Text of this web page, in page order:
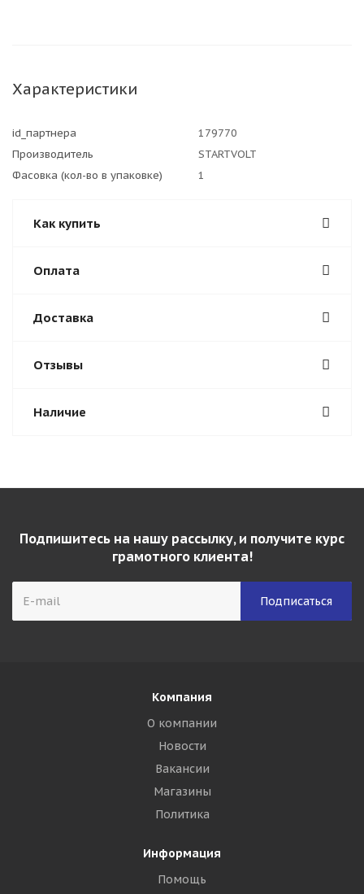
Характеристики
id_партнера
179770
Производитель
STARTVOLT
Фасовка (кол-во в упаковке)
1
Как купить
Оплата
Доставка
Отзывы
Наличие
Подпишитесь на нашу рассылку, и получите курс
грамотного клиента!
Компания
О компании
Новости
Вакансии
Магазины
Политика
Информация
Помощь